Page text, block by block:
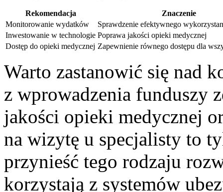
Rekomendacja
Znaczenie
Monitorowanie wydatków
Sprawdzenie ⁢efektywnego
Inwestowanie w‍ technologie Poprawa jakości opieki medycznej
Dostęp do opieki medycznej Zapewnienie równego dostępu dla
Warto zastanowić się nad
z wprowadzenia funduszy​
jakości‌ opieki⁢ medycznej
na wizytę ‍u specjalisty to
przynieść tego rodzaju
korzystają z systemów